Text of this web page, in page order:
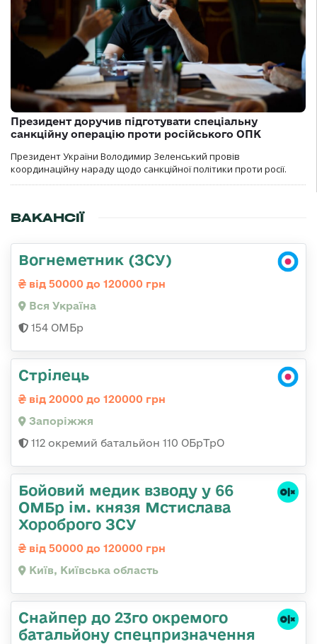
Президент доручив підготувати спеціальну
санкційну операцію проти російського ОПК
Президент України Володимир Зеленський провів
координаційну нараду щодо санкційної політики проти росії.
ВАКАНСІЇ
Вогнеметник (ЗСУ)
від 50000 до 120000 грн
Вся Україна
154 ОМБр
Стрілець
від 20000 до 120000 грн
Запоріжжя
112 окремий батальйон 110 ОБрТрО
Бойовий медик взводу у 66
ОМБр ім. князя Мстислава
Хороброго ЗСУ
від 50000 до 120000 грн
Київ, Київська область
Снайпер до 23го окремого
батальйону спецпризначення